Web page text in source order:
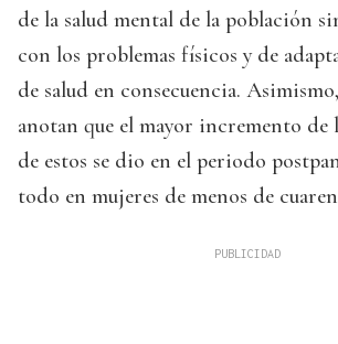
de la salud mental de la población
con los problemas físicos y de
de salud en consecuencia.
anotan que el mayor incremento
de estos se dio en el periodo
todo en mujeres de menos de